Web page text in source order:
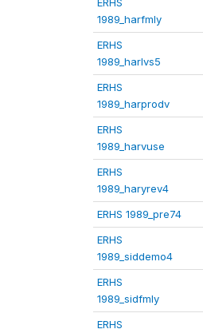
1989_harfmly
ERHS
1989_harlvs5
ERHS
1989_harprodv
ERHS
1989_harvuse
ERHS
1989_haryrev4
ERHS 1989_pre74
ERHS
1989_siddemo4
ERHS
1989_sidfmly
ERHS